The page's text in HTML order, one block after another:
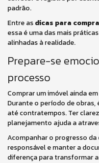
padrão.
Entre asdicas para
essa é uma das mais
alinhadas à realidade.
Prepare-se
processo
Comprar um imóvel ainda
Durante o período de obras,
até contratempos. Ter
planejamento ajuda a
Acompanhar o progresso
responsável e manter a
diferença para transformar